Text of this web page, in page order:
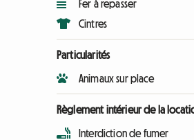
Fer à repasser
Cintres
Particularités
Animaux sur place
Règlement intérieur de la
Interdiction de fumer